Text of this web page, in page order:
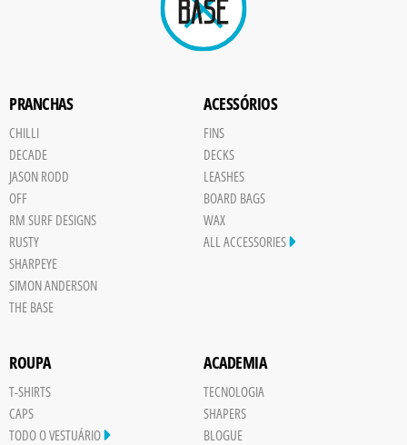
PRANCHAS
CHILLI
DECADE
JASON RODD
OFF
RM SURF DESIGNS
RUSTY
SHARPEYE
SIMON ANDERSON
THE BASE
ACESSÓRIOS
FINS
DECKS
LEASHES
BOARD BAGS
WAX
ALL ACCESSORIES
ROUPA
T-SHIRTS
CAPS
TODO O VESTUÁRIO
ACADEMIA
TECNOLOGIA
SHAPERS
BLOGUE